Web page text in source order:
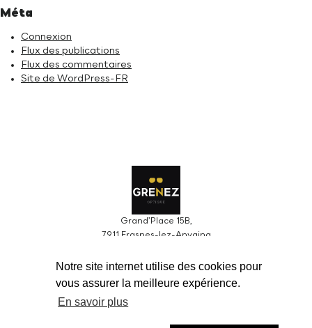
Notre site internet utilise des cookies pour
vous assurer la meilleure expérience.
En savoir plus
Méta
Connexion
Flux des publications
Flux des commentaires
Site de WordPress-FR
Grand’Place 15B,
7911 Frasnes-lez-Anvaing
Grenez sprl BCE0424610966
de 09h00 à 12h30 > de 13h30 à 18h30